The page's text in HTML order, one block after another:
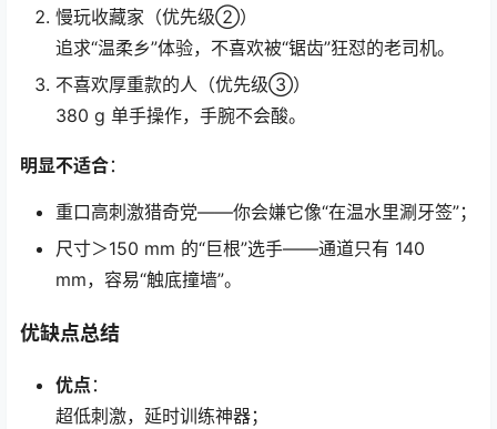
慢玩收藏家（优先级②）
追求“温柔乡”体验，不喜欢被“锯齿”狂怼的老司机。
不喜欢厚重款的人（优先级③）
380 g 单手操作，手腕不会酸。
明显不适合：
重口高刺激猎奇党——你会嫌它像“在温水里涮牙签”；
尺寸＞150 mm 的“巨根”选手——通道只有 140
mm，容易“触底撞墙”。
优缺点总结
优点 ：
超低刺激，延时训练神器；